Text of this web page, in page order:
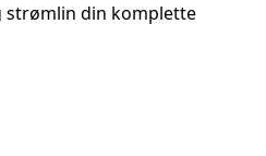
strømlin din komplette